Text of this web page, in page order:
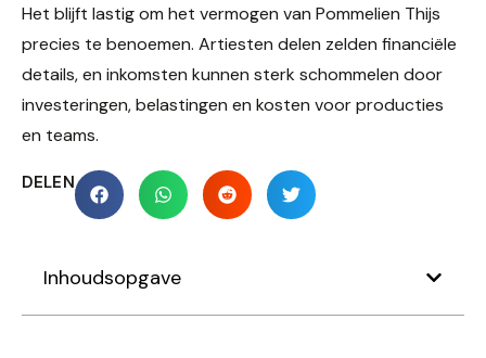
Het blijft lastig om het vermogen van Pommelien Thijs
precies te benoemen. Artiesten delen zelden financiële
details, en inkomsten kunnen sterk schommelen door
investeringen, belastingen en kosten voor producties
en teams.
DELEN
Inhoudsopgave